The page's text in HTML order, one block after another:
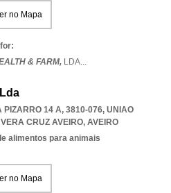
no Mapa
& FARM, LDA...
PIZARRO 14 A, 3810-076, UNIAO
CRUZ AVEIRO, AVEIRO
alimentos para animais
no Mapa